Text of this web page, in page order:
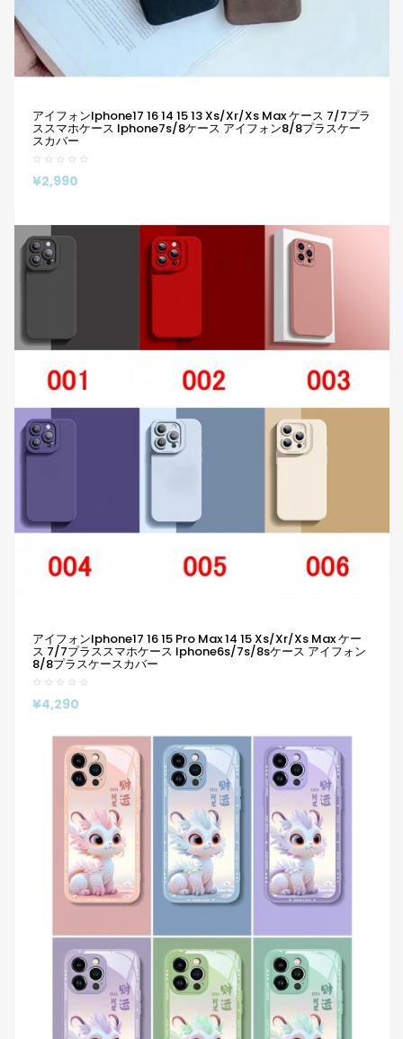
アイフォンiphone17 16 14 15 13 Xs/xr/xs Max ケース 7/7プラ
ススマホケース Iphone7s/8ケース アイフォン8/8プラスケー
スカバー
¥2,990
アイフォンiphone17 16 15 Pro Max 14 15 Xs/xr/xs Max ケー
ス 7/7プラススマホケース Iphone6s/7s/8sケース アイフォン
8/8プラスケースカバー
¥4,290